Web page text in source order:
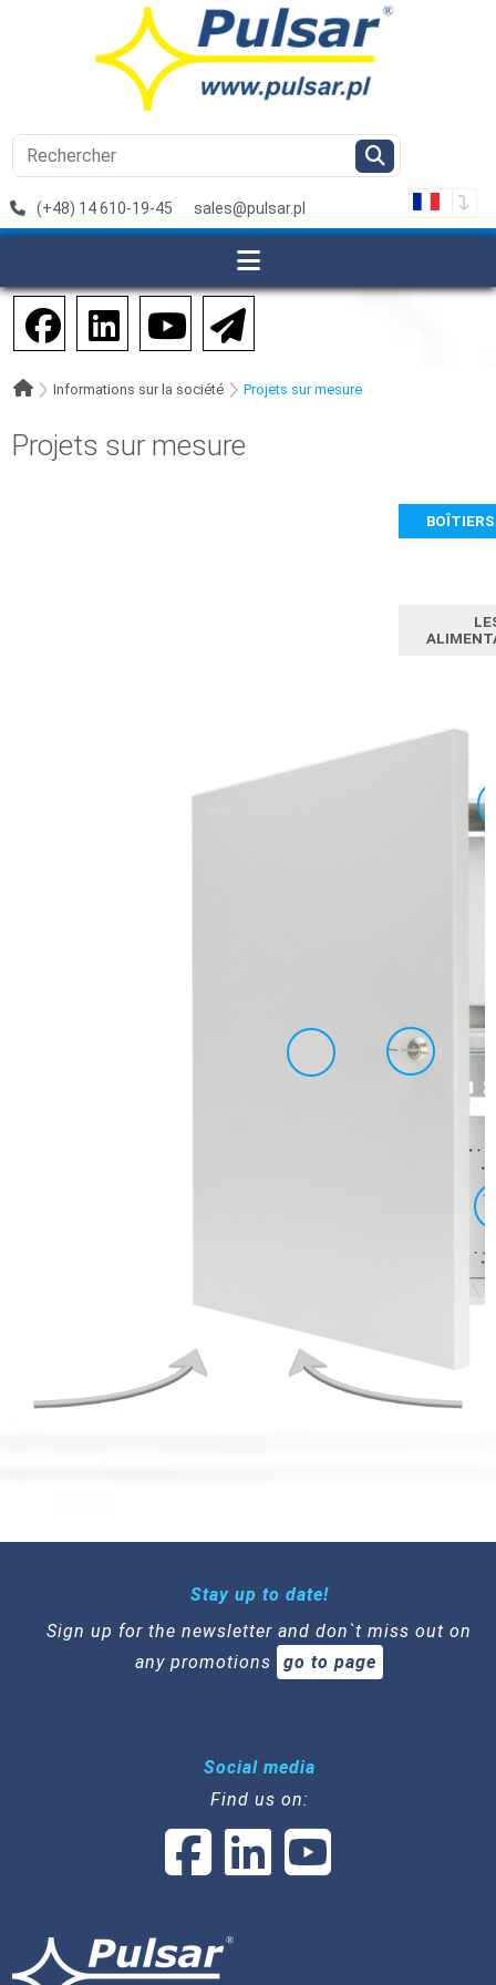
(+48) 14 610-19-45 sales@pulsar.pl
Informations sur la société Projets sur mesure
Projets sur mesure
BOÎTIERS
Stay up to date!
Sign up for the newsletter and don`t miss out on
any promotions
go to page
Social media
Find us on: